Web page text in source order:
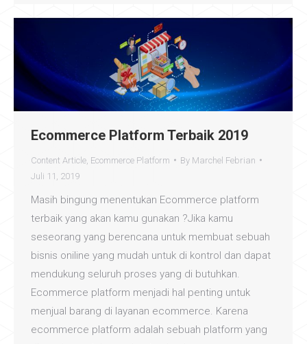
Ecommerce Platform Terbaik 2019
Content Article Ecommerce Platform By Marchel Febrian
Juli 11, 2019
Masih bingung menentukan Ecommerce platform
terbaik yang akan kamu gunakan ?Jika kamu
seseorang yang berencana untuk membuat sebuah
bisnis oniline yang mudah untuk di kontrol dan dapat
mendukung seluruh proses yang di butuhkan.
Ecommerce platform menjadi hal penting untuk
menjual barang di layanan ecommerce. Karena
ecommerce platform adalah sebuah platform yang